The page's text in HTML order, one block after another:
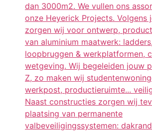
dan 3000m2. We vullen ons
onze Heyerick Projects. Volgens
zorgen wij voor ontwerp,
van aluminium maatwerk:
loopbruggen & werkplatformen,
wetgeving. Wij begeleiden jouw
Z, zo maken wij
werkpost, productieruimte...
Naast constructies zorgen wij
plaatsing van permanente
valbeveiligingssystemen: